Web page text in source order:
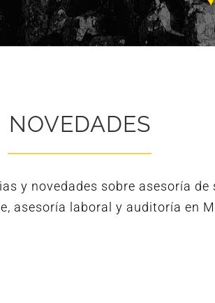
NOVEDADES
y novedades sobre asesoría de
asesoría laboral y auditoría en